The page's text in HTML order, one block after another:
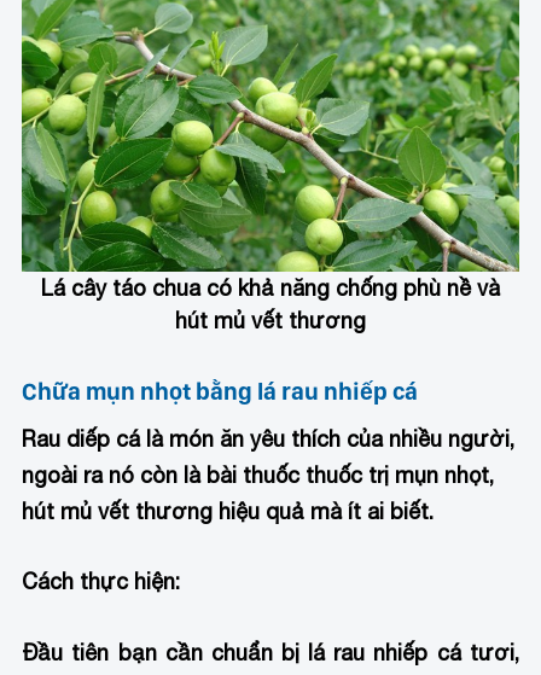
Lá cây táo chua có khả năng chống phù nề và
hút mủ vết thương
Chữa mụn nhọt bằng lá rau nhiếp cá
Rau diếp cá là món ăn yêu thích của nhiều người,
ngoài ra nó còn là bài thuốc thuốc trị mụn nhọt,
hút mủ vết thương hiệu quả mà ít ai biết.
Cách thực hiện:
Đầu tiên bạn cần chuẩn bị lá rau nhiếp cá tươi,